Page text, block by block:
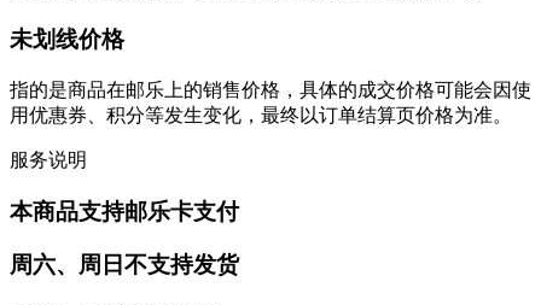
未划线价格
指的是商品在邮乐上的销售价格，具体的成交价格可能会因使
用优惠券、积分等发生变化，最终以订单结算页价格为准。
服务说明
本商品支持邮乐卡支付
周六、周日不支持发货